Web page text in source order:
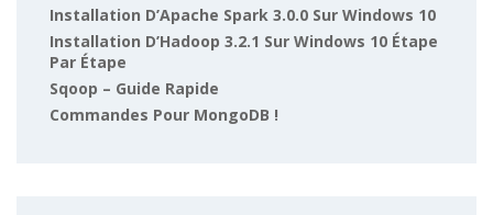
Installation D’Apache Spark 3.0.0 Sur Windows 10
Installation D’Hadoop 3.2.1 Sur Windows 10 Étape
Par Étape
Sqoop – Guide Rapide
Commandes Pour MongoDB !